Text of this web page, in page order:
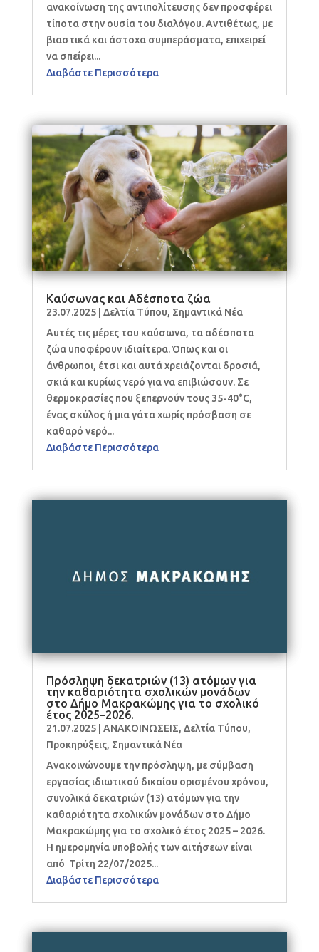
ανακοίνωση της αντιπολίτευσης δεν προσφέρει
τίποτα στην ουσία του διαλόγου. Αντιθέτως, με
βιαστικά και άστοχα συμπεράσματα, επιχειρεί
να σπείρει...
Διαβάστε Περισσότερα
Καύσωνας και Αδέσποτα ζώα
23.07.2025| Δελτία Τύπου, Σημαντικά Νέα
Αυτές τις μέρες του καύσωνα, τα αδέσποτα
ζώα υποφέρουν ιδιαίτερα. Όπως και οι
άνθρωποι, έτσι και αυτά χρειάζονται δροσιά,
σκιά και κυρίως νερό για να επιβιώσουν. Σε
θερμοκρασίες που ξεπερνούν τους 35-40°C,
ένας σκύλος ή μια γάτα χωρίς πρόσβαση σε
καθαρό νερό...
Διαβάστε Περισσότερα
Πρόσληψη δεκατριών (13) ατόμων για
την καθαριότητα σχολικών μονάδων
στο Δήμο Μακρακώμης για το σχολικό
έτος 2025–2026.
21.07.2025| ΑΝΑΚΟΙΝΩΣΕΙΣ, Δελτία Τύπου,
Προκηρύξεις, Σημαντικά Νέα
Ανακοινώνουμε την πρόσληψη, με σύμβαση
εργασίας ιδιωτικού δικαίου ορισμένου χρόνου,
συνολικά δεκατριών (13) ατόμων για την
καθαριότητα σχολικών μονάδων στο Δήμο
Μακρακώμης για το σχολικό έτος 2025 – 2026.
Η ημερομηνία υποβολής των αιτήσεων είναι
από Τρίτη 22/07/2025...
Διαβάστε Περισσότερα